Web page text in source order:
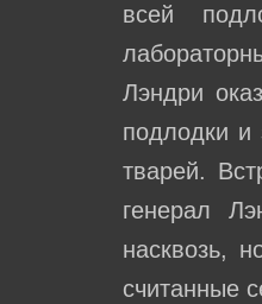
всей
Лэндри
подлодки и
тварей.
генерал
насквозь,
считанные